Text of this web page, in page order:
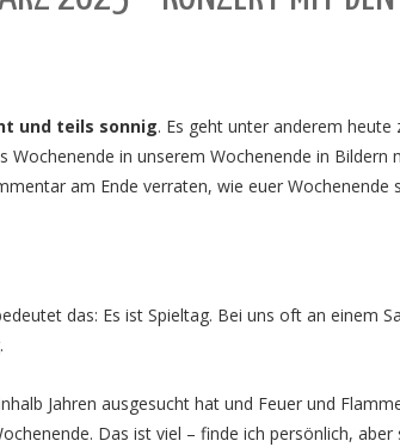
und teils sonnig. Es geht unter anderem heute
in unserem Wochenende in Bildern
am Ende verraten, wie euer Wochenende
das: Es ist Spieltag. Bei uns oft an einem
Jahren ausgesucht hat und Feuer und
Das ist viel – finde ich persönlich, aber